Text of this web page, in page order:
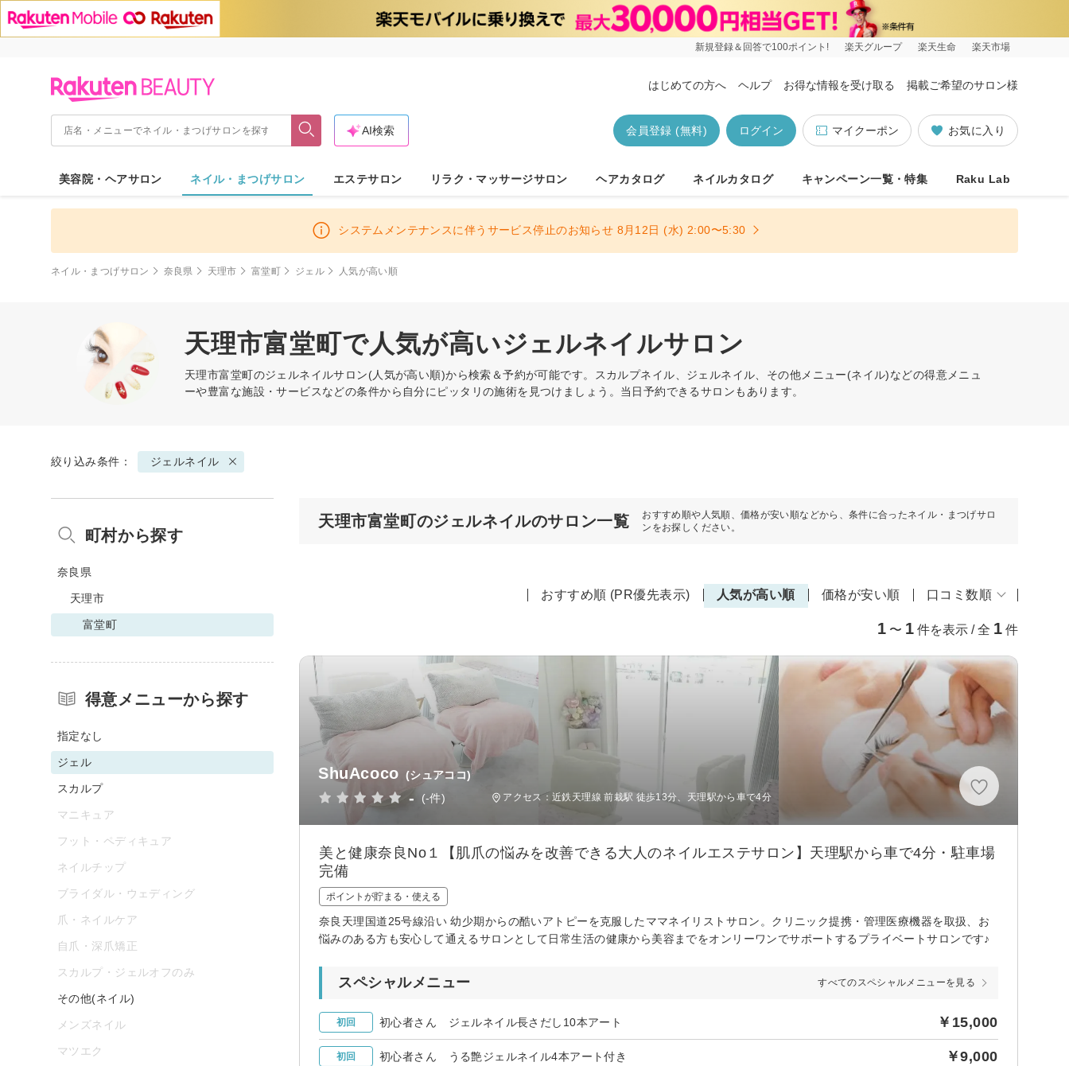
新規登録＆回答で100ポイント! 楽天グループ 楽天生命 楽天市場
はじめての方へ ヘルプ お得な情報を受け取る 掲載ご希望のサロン様
お気に入り
マイクーポン
ログイン
会員登録 (無料)
AI検索
美容院・ヘアサロン ネイル・まつげサロン エステサロン リラク・マッサージサロン ヘアカタログ ネイルカタログ キャンペーン一覧・特集 Raku Lab
システムメンテナンスに伴うサービス停止のお知らせ 8月12日 (水) 2:00〜5:30
ネイル・まつげサロン 奈良県 天理市 富堂町 ジェル 人気が高い順
天理市富堂町で人気が高いジェルネイルサロン
天理市富堂町のジェルネイルサロン(人気が高い順)から検索＆予約が可能です。スカルプネイル、ジェルネイル、その他メニュー(ネイル)などの得意メニュ
ーや豊富な施設・サービスなどの条件から自分にピッタリの施術を見つけましょう。当日予約できるサロンもあります。
絞り込み条件： ジェルネイル
天理市富堂町のジェルネイルのサロン一覧
おすすめ順や人気順、価格が安い順などから、条件に合ったネイル・まつげサロ
ンをお探しください。
おすすめ順 (PR優先表示) 人気が高い順 価格が安い順 口コミ数順
1 〜 1 件を表示 / 全 1 件
ShuAcoco (シュアココ)
- (-件) アクセス：近鉄天理線 前栽駅 徒歩13分、天理駅から車で4分
美と健康奈良No１【肌爪の悩みを改善できる大人のネイルエステサロン】天理駅から車で4分・駐車場
完備
ポイントが貯まる・使える
奈良天理国道25号線沿い 幼少期からの酷いアトピーを克服したママネイリストサロン。クリニック提携・管理医療機器を取扱、お
悩みのある方も安心して通えるサロンとして日常生活の健康から美容までをオンリーワンでサポートするプライベートサロンです♪
スペシャルメニュー すべてのスペシャルメニューを見る
初回 初心者さん ジェルネイル長さだし10本アート ￥15,000
初回 初心者さん うる艶ジェルネイル4本アート付き ￥9,000
町村から探す
奈良県
天理市
富堂町
得意メニューから探す
指定なし
ジェル
スカルプ
マニキュア
フット・ペディキュア
ネイルチップ
ブライダル・ウェディング
爪・ネイルケア
自爪・深爪矯正
スカルプ・ジェルオフのみ
その他(ネイル)
メンズネイル
マツエク